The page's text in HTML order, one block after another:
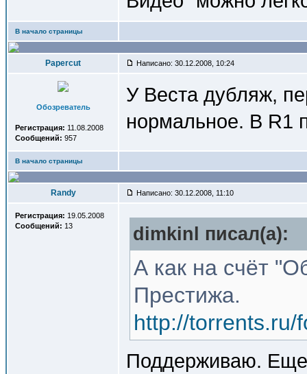
В начало страницы
Papercut Написано: 30.12.2008, 10:24
Обозреватель
Регистрация: 11.08.2008
Сообщений: 957
У Веста дубляж,
нормальное. В R1
В начало страницы
Randy Написано: 30.12.2008, 11:10
Регистрация: 19.05.2008
Сообщений: 13 dimkinl писал(a):
А как на счёт
Престижа.
http://torrents.ru/
Поддерживаю.